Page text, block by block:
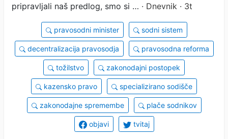
pripravljali naš predlog, smo si … · Dnevnik · 3t
pravosodni minister sodni sistem
decentralizacija pravosodja pravosodna reforma
tožilstvo zakonodajni postopek
kazensko pravo specializirano sodišče
zakonodajne spremembe plače sodnikov
objavi tvitaj